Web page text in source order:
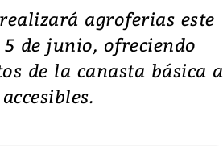
agroferias este
de junio, ofreciendo
de la canasta básica a